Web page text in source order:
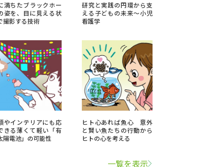
高等学校卒業程度認定試験
験
大学検索
満ちたブラックホー
姿を、目に見える状
撮影する技術
研究と実践の円環から支
える子どもの未来～小児
看護学
やインテリアにも応
きる薄くて軽い「有
陽電池」の可能性
ヒト心あれば魚心 意外
と賢い魚たちの行動から
ヒトの心を考える
一覧を表示